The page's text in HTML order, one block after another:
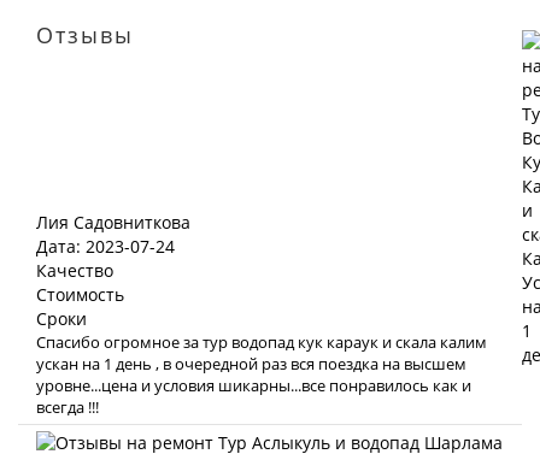
Отзывы
Лия Садовниткова
Дата: 2023-07-24
Качество
Стоимость
Сроки
Спасибо огромное за тур водопад кук караук и скала калим
ускан на 1 день , в очередной раз вся поездка на высшем
уровне...цена и условия шикарны...все понравилось как и
всегда !!!